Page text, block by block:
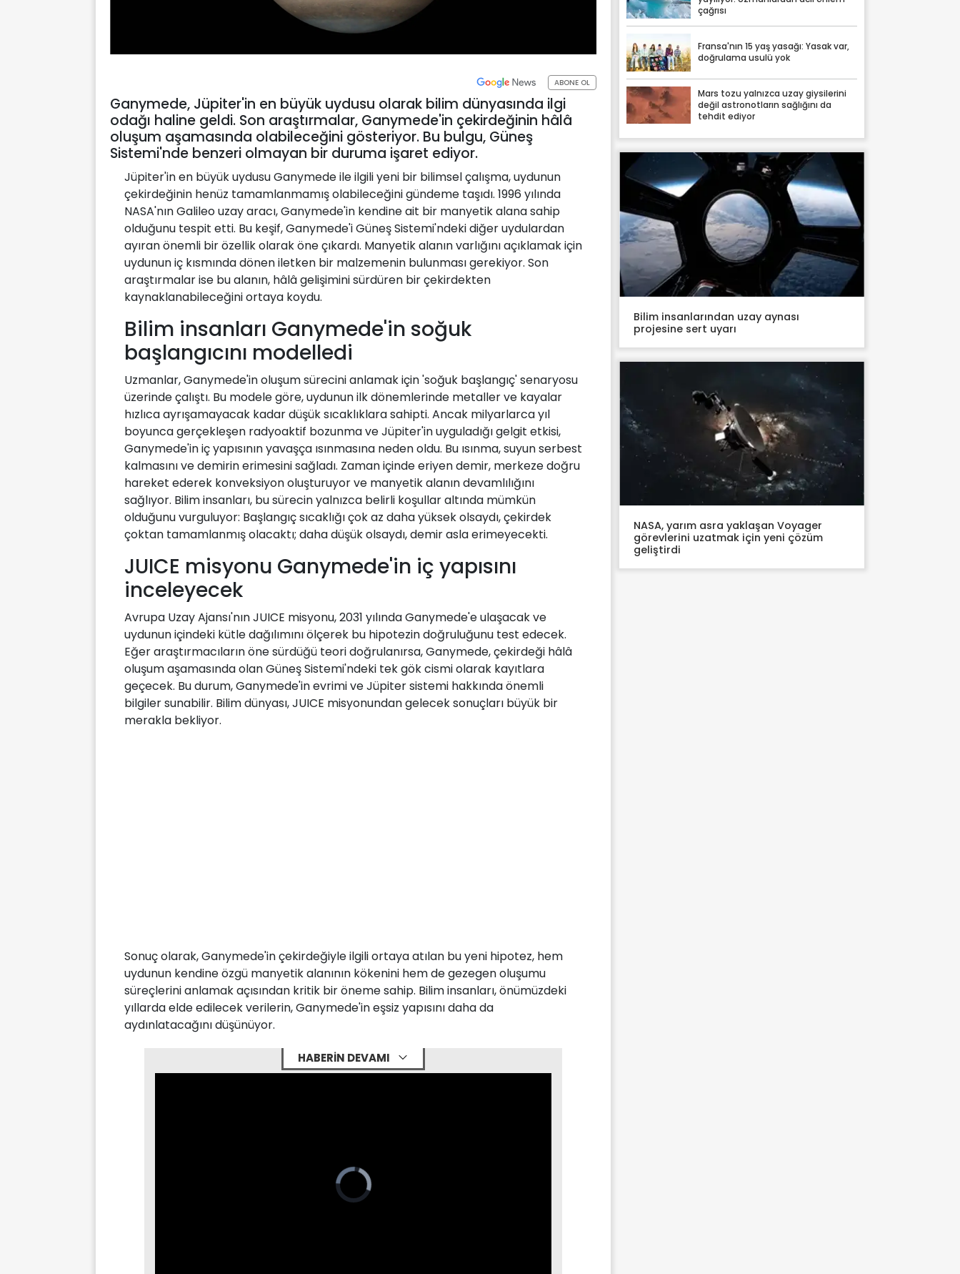
ABONE OL
Ganymede, Jüpiter'in en büyük uydusu olarak bilim dünyasında ilgi
odağı haline geldi. Son araştırmalar, Ganymede'in çekirdeğinin hâlâ
oluşum aşamasında olabileceğini gösteriyor. Bu bulgu, Güneş
Sistemi'nde benzeri olmayan bir duruma işaret ediyor.
Jüpiter'in en büyük uydusu Ganymede ile ilgili yeni bir bilimsel çalışma, uydunun
çekirdeğinin henüz tamamlanmamış olabileceğini gündeme taşıdı. 1996 yılında
NASA'nın Galileo uzay aracı, Ganymede'in kendine ait bir manyetik alana sahip
olduğunu tespit etti. Bu keşif, Ganymede'i Güneş Sistemi'ndeki diğer uydulardan
ayıran önemli bir özellik olarak öne çıkardı. Manyetik alanın varlığını açıklamak için
uydunun iç kısmında dönen iletken bir malzemenin bulunması gerekiyor. Son
araştırmalar ise bu alanın, hâlâ gelişimini sürdüren bir çekirdekten
kaynaklanabileceğini ortaya koydu.
Bilim insanları Ganymede'in soğuk
başlangıcını modelledi
Uzmanlar, Ganymede'in oluşum sürecini anlamak için 'soğuk başlangıç' senaryosu
üzerinde çalıştı. Bu modele göre, uydunun ilk dönemlerinde metaller ve kayalar
hızlıca ayrışamayacak kadar düşük sıcaklıklara sahipti. Ancak milyarlarca yıl
boyunca gerçekleşen radyoaktif bozunma ve Jüpiter'in uyguladığı gelgit etkisi,
Ganymede'in iç yapısının yavaşça ısınmasına neden oldu. Bu ısınma, suyun serbest
kalmasını ve demirin erimesini sağladı. Zaman içinde eriyen demir, merkeze doğru
hareket ederek konveksiyon oluşturuyor ve manyetik alanın devamlılığını
sağlıyor. Bilim insanları, bu sürecin yalnızca belirli koşullar altında mümkün
olduğunu vurguluyor: Başlangıç sıcaklığı çok az daha yüksek olsaydı, çekirdek
çoktan tamamlanmış olacaktı; daha düşük olsaydı, demir asla erimeyecekti.
JUICE misyonu Ganymede'in iç yapısını
inceleyecek
Avrupa Uzay Ajansı'nın JUICE misyonu, 2031 yılında Ganymede'e ulaşacak ve
uydunun içindeki kütle dağılımını ölçerek bu hipotezin doğruluğunu test edecek.
Eğer araştırmacıların öne sürdüğü teori doğrulanırsa, Ganymede, çekirdeği hâlâ
oluşum aşamasında olan Güneş Sistemi'ndeki tek gök cismi olarak kayıtlara
geçecek. Bu durum, Ganymede'in evrimi ve Jüpiter sistemi hakkında önemli
bilgiler sunabilir. Bilim dünyası, JUICE misyonundan gelecek sonuçları büyük bir
merakla bekliyor.
Sonuç olarak, Ganymede'in çekirdeğiyle ilgili ortaya atılan bu yeni hipotez, hem
uydunun kendine özgü manyetik alanının kökenini hem de gezegen oluşumu
süreçlerini anlamak açısından kritik bir öneme sahip. Bilim insanları, önümüzdeki
yıllarda elde edilecek verilerin, Ganymede'in eşsiz yapısını daha da
aydınlatacağını düşünüyor.
HABERİN DEVAMI
çağrısı
Fransa'nın 15 yaş yasağı: Yasak var,
doğrulama usulü yok
Mars tozu yalnızca uzay giysilerini
değil astronotların sağlığını da
tehdit ediyor
Bilim insanlarından uzay aynası
projesine sert uyarı
NASA, yarım asra yaklaşan Voyager
görevlerini uzatmak için yeni çözüm
geliştirdi